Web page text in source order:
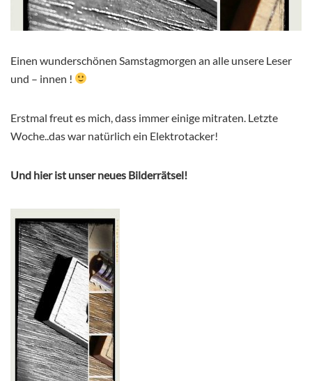
Einen wunderschönen Samstagmorgen an alle unsere Leser
und – innen !
Erstmal freut es mich, dass immer einige mitraten. Letzte
Woche..das war natürlich ein Elektrotacker!
Und hier ist unser neues Bilderrätsel!